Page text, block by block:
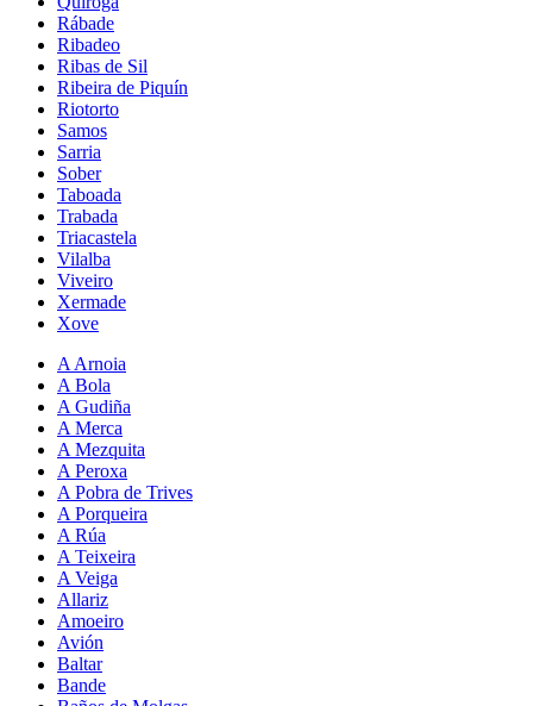
Rábade
Ribadeo
Ribas de Sil
Ribeira de Piquín
Riotorto
Samos
Sarria
Sober
Taboada
Trabada
Triacastela
Vilalba
Viveiro
Xermade
Xove
A Arnoia
A Bola
A Gudiña
A Merca
A Mezquita
A Peroxa
A Pobra de Trives
A Porqueira
A Rúa
A Teixeira
A Veiga
Allariz
Amoeiro
Avión
Baltar
Bande